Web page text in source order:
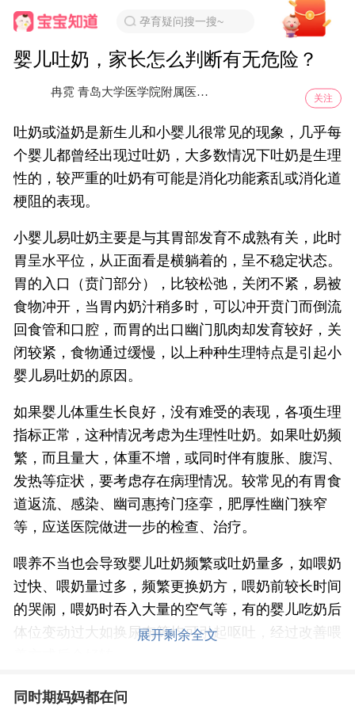
孕育疑问搜一搜~
婴儿吐奶，家长怎么判断有无危险？
冉霓 青岛大学医学院附属医院儿科主任医师 审核专家
关注
吐奶或溢奶是新生儿和小婴儿很常见的现象，几乎每
个婴儿都曾经出现过吐奶，大多数情况下吐奶是生理
性的，较严重的吐奶有可能是消化功能紊乱或消化道
梗阻的表现。
小婴儿易吐奶主要是与其胃部发育不成熟有关，此时
胃呈水平位，从正面看是横躺着的，呈不稳定状态。
胃的入口（贲门部分），比较松弛，关闭不紧，易被
食物冲开，当胃内奶汁稍多时，可以冲开贲门而倒流
回食管和口腔，而胃的出口幽门肌肉却发育较好，关
闭较紧，食物通过缓慢，以上种种生理特点是引起小
婴儿易吐奶的原因。
如果婴儿体重生长良好，没有难受的表现，各项生理
指标正常，这种情况考虑为生理性吐奶。如果吐奶频
繁，而且量大，体重不增，或同时伴有腹胀、腹泻、
发热等症状，要考虑存在病理情况。较常见的有胃食
道返流、感染、幽司惠挎门痉挛，肥厚性幽门狭窄
等，应送医院做进一步的检查、治疗。
喂养不当也会导致婴儿吐奶频繁或吐奶量多，如喂奶
过快、喂奶量过多，频繁更换奶方，喂奶前较长时间
的哭闹，喂奶时吞入大量的空气等，有的婴儿吃奶后
体位变动过大如换尿布等均可引起呕吐，经过改善喂
减少婴儿吐奶的方法
展开剩余全文
同时期妈妈都在问